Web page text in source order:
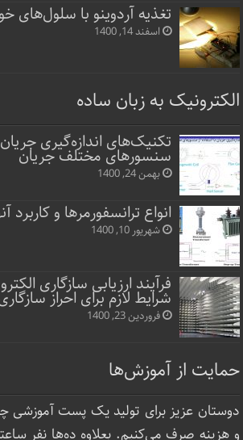
تغذیه آردوینو با سلول‌های
اسفند 14, 1400
الکترونیک به زبان ساده
تکنیک‌های اندازه‌گیری جریان
سنسورهای مختلف جریان
بهمن 24, 1400
انواع ترانسفورمرها و کاربرد
شهریور 10, 1400
فرآیند ارزیابی سازگاری
شرایط لازم برای احراز
فروردین 23, 1400
حمایت از آموزش‌ها
دوستان عزیز برای تولید یک پست
و هزینه صرف می‌کنیم. بعلاوه ده‌ها نفر